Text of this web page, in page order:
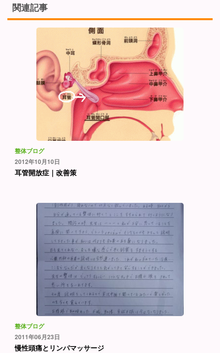
関連記事
整体ブログ
2012年10月10日
耳管開放症｜改善策
整体ブログ
2011年06月23日
慢性頭痛とリンパマッサージ